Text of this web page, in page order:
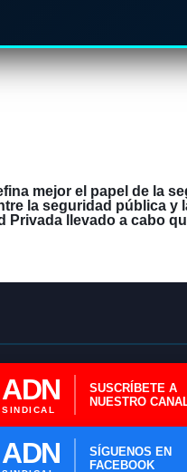
mejor el papel de la
la seguridad pública y
llevado a cabo
ADN
SINDICAL
SUSCRÍBETE A
NUESTRO
ADN
SÍGUENOS EN
FACEBOOK
(IA)